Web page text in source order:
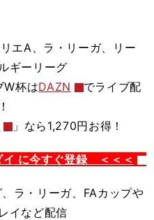
エA、ラ・リーガ、リー
ギーリーグ
W杯はDAZN
でライブ配
」なら1,270円お得！
に今すぐ登録 ＜＜＜
ラ・リーガ、FAカップや
イなど配信